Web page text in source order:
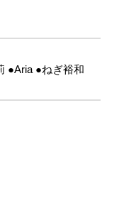
●Aria ●ねぎ裕和